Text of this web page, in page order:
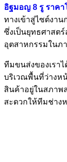
อิฐมอญ 8 รู ราคา
ทางเข้าสู่ไซต์งา
ซึ่งเป็นยุทธศาสต
อุตสาหกรรมในภ
ทีมขนส่งของเราไ
บริเวณพื้นที่ว่างห
สินค้าอยู่ในสภาพ
สะดวกให้ทีมช่าง